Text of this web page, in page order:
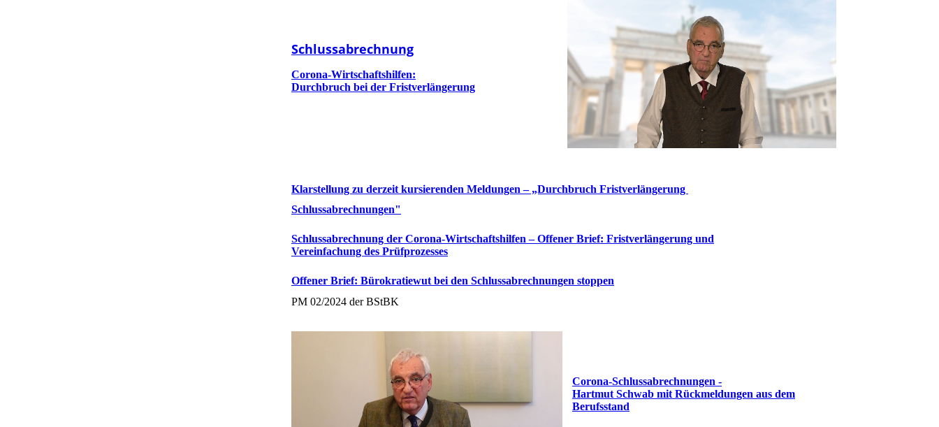
Schlussabrechnung
Corona-Wirtschaftshilfen:
Durchbruch bei der Fristverlängerung
Klarstellung zu derzeit kursierenden Meldungen – „Durchbruch Fristverlängerung
Schlussabrechnungen"
Schlussabrechnung der Corona-Wirtschaftshilfen – Offener Brief: Fristverlängerung und
Vereinfachung des Prüfprozesses
Offener Brief: Bürokratie­wut bei den Schluss­abrechnungen stoppen
PM 02/2024 der BStBK
Corona-Schlussabrechnungen -
Hartmut Schwab mit Rückmeldungen aus dem
Berufsstand